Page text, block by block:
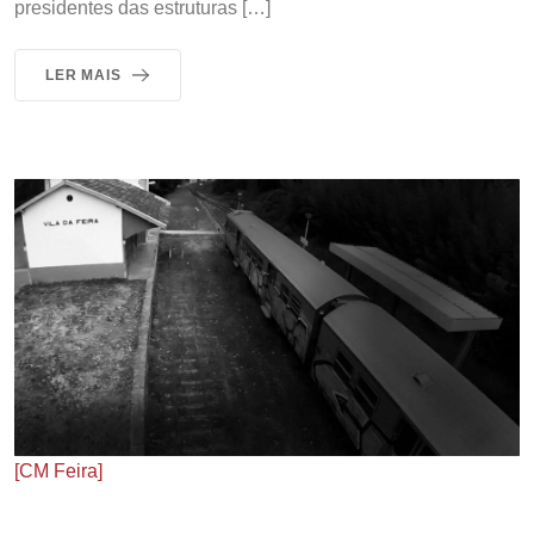
presidentes das estruturas […]
LER MAIS
[CM Feira]